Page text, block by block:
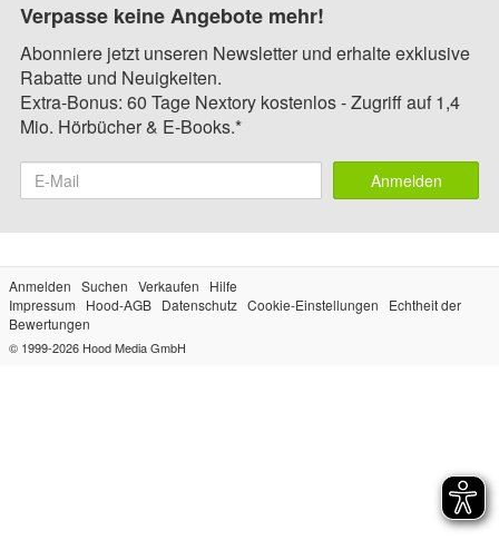
Verpasse keine Angebote mehr!
Abonniere jetzt unseren Newsletter und erhalte exklusive
Rabatte und Neuigkeiten.
Extra-Bonus: 60 Tage Nextory kostenlos - Zugriff auf 1,4
Mio. Hörbücher & E-Books.*
Anmelden
Anmelden Suchen Verkaufen
Hilfe
Impressum
Hood-AGB Datenschutz Cookie-Einstellungen
Echtheit der
Bewertungen
© 1999-2026 Hood Media GmbH